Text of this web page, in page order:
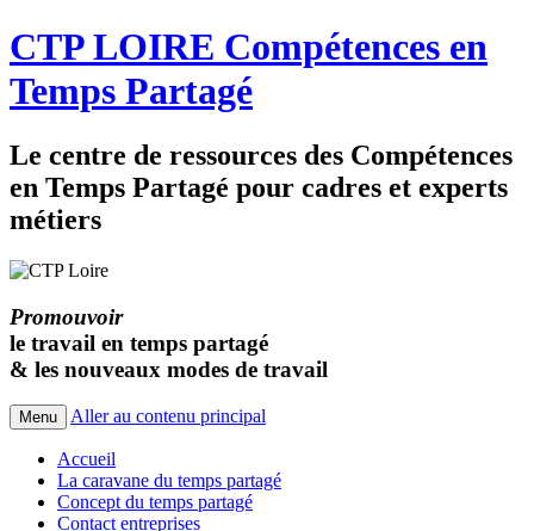
CTP LOIRE Compétences en
Temps Partagé
Le centre de ressources des Compétences
en Temps Partagé pour cadres et experts
métiers
Promouvoir
le travail en temps partagé
& les nouveaux modes de travail
Menu Aller au contenu principal
Accueil
La caravane du temps partagé
Concept du temps partagé
Contact entreprises